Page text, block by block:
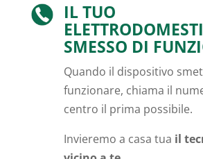
IL TUO
SMESSO DI
Quando il dispositivo
funzionare, chiama il
centro il prima possibile.
Invieremo a casa tua il